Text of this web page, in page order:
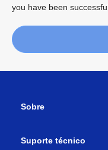
you have been
Sobre
Suporte técnico